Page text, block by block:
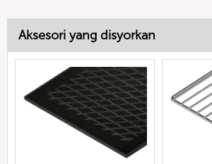
Aksesori yang disyorkan